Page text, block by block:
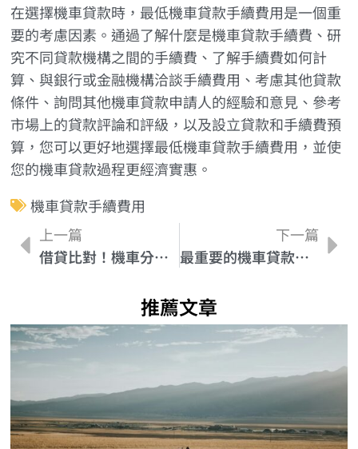
在選擇機車貸款時，最低機車貸款手續費用是一個重
要的考慮因素。通過了解什麼是機車貸款手續費、研
究不同貸款機構之間的手續費、了解手續費如何計
算、與銀行或金融機構洽談手續費用、考慮其他貸款
條件、詢問其他機車貸款申請人的經驗和意見、參考
市場上的貸款評論和評級，以及設立貸款和手續費預
算，您可以更好地選擇最低機車貸款手續費用，並使
您的機車貸款過程更經濟實惠。
機車貸款手續費用
上一篇
借貸比對！機車分期付款方案和信用貸款有何不同？
下一篇
最重要的機車貸款手續文件有哪些？一文看懂
推薦文章